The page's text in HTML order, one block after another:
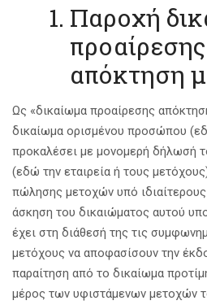
1. Παροχή
απόκτηση
Ως «δικαίωμα προαίρεσης
δικαίωμα ορισμένου προσώπου
προκαλέσει με μονομερή δήλωσή
(εδώ την εταιρεία ή τους
πώλησης μετοχών υπό
άσκηση του δικαιώματος αυτού
έχει στη διάθεσή της τις
μετόχους να αποφασίσουν την
παραίτηση από το δικαίωμα
μέρος των υφιστάμενων μετοχών